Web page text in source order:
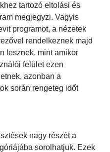
tartozó eltolási és
megjegyzi. Vagyis
programot, a nézetek
rendelkeznek majd
lesznek, mint amikor
felület ezen
azonban a
során rengeteg időt
nagy részét a
sorolhatjuk. Ezek